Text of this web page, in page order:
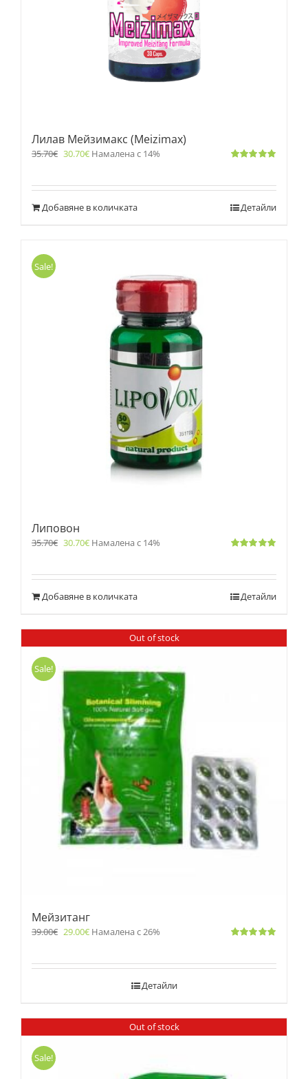
Лилав Мейзимакс (Meizimax)
35.70€ 30.70€ Намалена с 14%
Добавяне в количката Детайли
Sale!
Липовон
35.70€ 30.70€ Намалена с 14%
Добавяне в количката Детайли
Out of stock
Sale!
Мейзитанг
39.00€ 29.00€ Намалена с 26%
Детайли
Out of stock
Sale!